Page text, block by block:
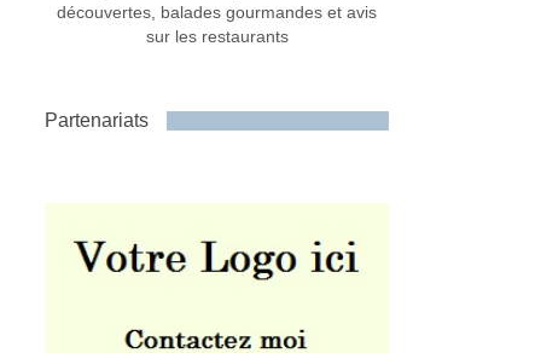
découvertes, balades gourmandes et avis
sur les restaurants
Partenariats